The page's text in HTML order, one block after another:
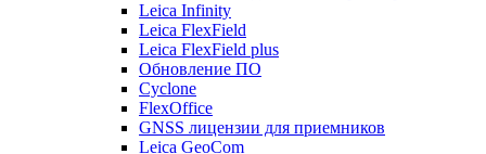
Leica Infinity
Leica FlexField
Leica FlexField plus
Обновление ПО
Cyclone
FlexOffice
GNSS лицензии для приемников
Leica GeoCom